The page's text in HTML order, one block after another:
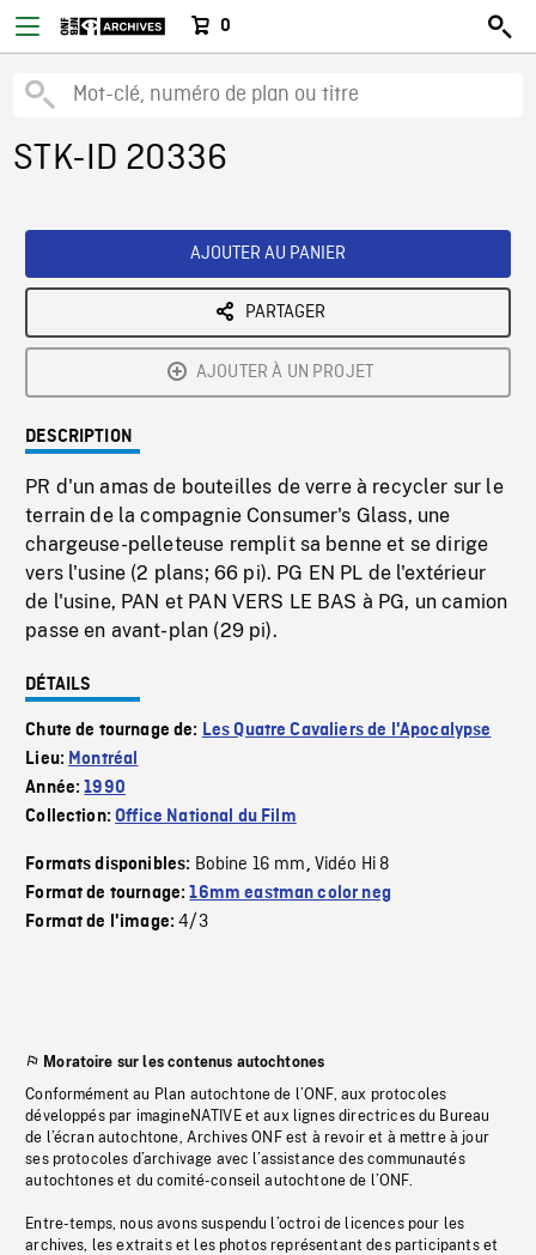
0
STK-ID 20336
AJOUTER AU PANIER
PARTAGER
AJOUTER À UN PROJET
DESCRIPTION
PR d'un amas de bouteilles de verre à recycler sur le
terrain de la compagnie Consumer's Glass, une
chargeuse-pelleteuse remplit sa benne et se dirige
vers l'usine (2 plans; 66 pi). PG EN PL de l'extérieur
de l'usine, PAN et PAN VERS LE BAS à PG, un camion
passe en avant-plan (29 pi).
DÉTAILS
Chute de tournage de: Les Quatre Cavaliers de l'Apocalypse
Lieu: Montréal
Année:1990
Collection:Office National du Film
Formats disponibles: Bobine 16 mm, Vidéo Hi 8
Format de tournage:16mm eastman color neg
Format de l'image:4/3
Moratoire sur les contenus autochtones
Conformément au Plan autochtone de l’ONF, aux protocoles
développés par imagineNATIVE et aux lignes directrices du Bureau
de l’écran autochtone, Archives ONF est à revoir et à mettre à jour
ses protocoles d’archivage avec l’assistance des communautés
autochtones et du comité-conseil autochtone de l’ONF.
Entre-temps, nous avons suspendu l’octroi de licences pour les
archives, les extraits et les photos représentant des participants et